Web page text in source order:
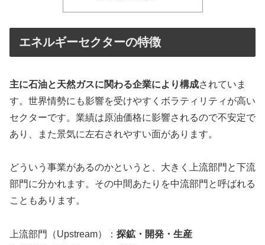
エネルギーセクターの特徴
主に石油と天然ガスに関わる企業により構成されていま
す。世界情勢にも影響を受けやすくボラティリティが高い
セクターです。業績は原油価格に影響されるので不安定で
あり、また景気に左右されやすい面があります。
どういう事業があるのかというと、大きく上流部門と下流
部門に分かれます。その中間あたりを中流部門と呼ばれる
こともあります。
上流部門（Upstream）： 探鉱・開発・生産